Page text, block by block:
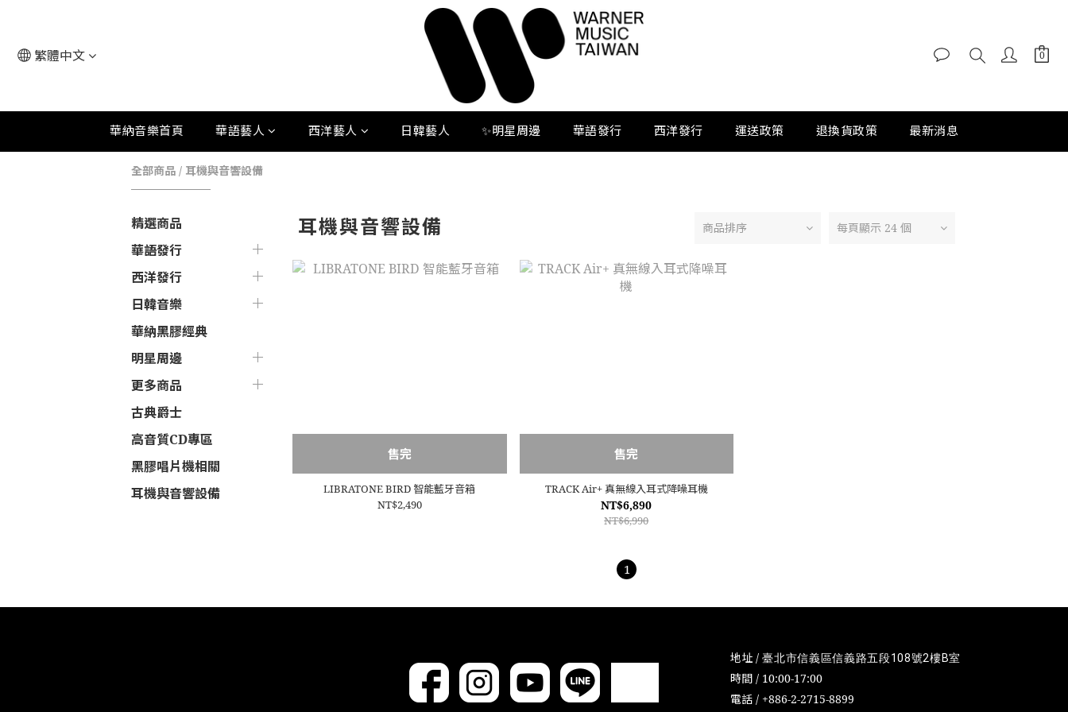
繁體中文
華納音樂首頁 華語藝人 西洋藝人 日韓藝人 ✨明星周邊 華語發行 西洋發行 運送政策 退換貨政策 最新消息
全部商品 / 耳機與音響設備
精選商品
華語發行
西洋發行
日韓音樂
華納黑膠經典
明星周邊
更多商品
古典爵士
高音質CD專區
黑膠唱片機相關
耳機與音響設備
耳機與音響設備 商品排序 每頁顯示 24 個
售完
LIBRATONE BIRD 智能藍牙音箱
NT$2,490
售完
TRACK Air+ 真無線入耳式降噪耳機
NT$6,890
NT$6,990
1
地址 /臺北市信義區信義路五段108號2樓B室
時間 / 10:00-17:00
電話 / +886-2-2715-8899